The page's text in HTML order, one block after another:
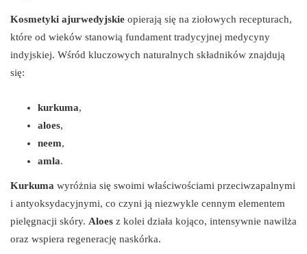
Kosmetyki ajurwedyjskie opierają się na ziołowych recepturach,
które od wieków stanowią fundament tradycyjnej medycyny
indyjskiej. Wśród kluczowych naturalnych składników znajdują
się:
kurkuma,
aloes,
neem,
amla.
Kurkuma wyróżnia się swoimi właściwościami przeciwzapalnymi
i antyoksydacyjnymi, co czyni ją niezwykle cennym elementem
pielęgnacji skóry. Aloes z kolei działa kojąco, intensywnie nawilża
oraz wspiera regenerację naskórka.